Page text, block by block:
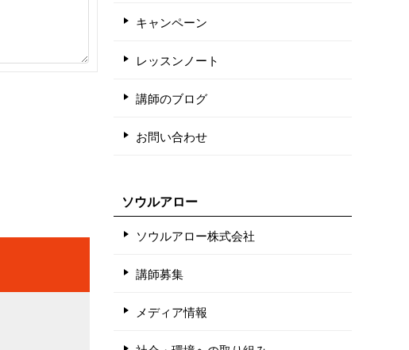
キャンペーン
レッスンノート
講師のブログ
お問い合わせ
ソウルアロー
ソウルアロー株式会社
講師募集
メディア情報